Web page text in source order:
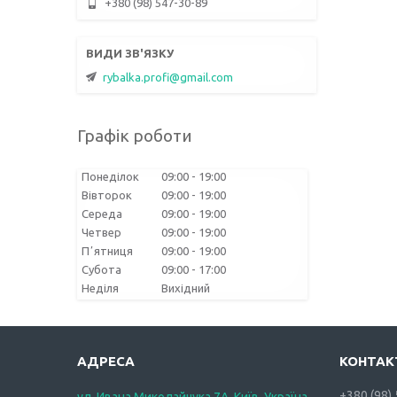
rybalka.profi@gmail.com
Графік роботи
Понеділок 09:00
19:00
Вівторок
09:00
19:00
Середа
09:00
19:00
Четвер
09:00
19:00
Пʼятниця
09:00
19:00
Субота
09:00
17:00
Неділя
Вихідний